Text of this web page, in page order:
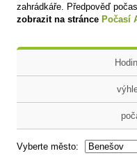
zahrádkáře. Předpověď
zobrazit na stránce Počasí
Vyberte město: